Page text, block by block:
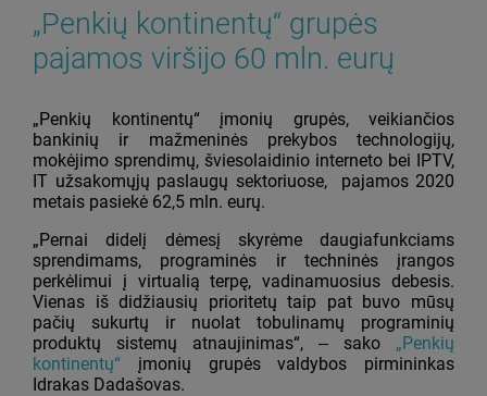
„Penkių kontinentų“ grupės
pajamos viršijo 60 mln. eurų
„Penkių kontinentų“ įmonių grupės, veikiančios
bankinių ir mažmeninės prekybos technologijų,
mokėjimo sprendimų, šviesolaidinio interneto bei IPTV,
IT užsakomųjų paslaugų sektoriuose, pajamos 2020
metais pasiekė 62,5 mln. eurų.
„Pernai didelį dėmesį skyrėme daugiafunkciams
sprendimams, programinės ir techninės įrangos
perkėlimui į virtualią terpę, vadinamuosius debesis.
Vienas iš didžiausių prioritetų taip pat buvo mūsų
pačių sukurtų ir nuolat tobulinamų programinių
produktų sistemų atnaujinimas“, ‒ sako „Penkių
kontinentų“ įmonių grupės valdybos pirmininkas
Idrakas Dadašovas.